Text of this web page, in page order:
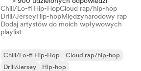
Chill/Lo-fi Hip-HopCloud rap/hip-hop
Drill/JerseyHip-hopMiędzynarodowy rap
Dodaj artystów do moich wpływowych
playlist
Chill/Lo-fi Hip-Hop
Cloud rap/hip-hop
Drill/Jersey
Hip-hop